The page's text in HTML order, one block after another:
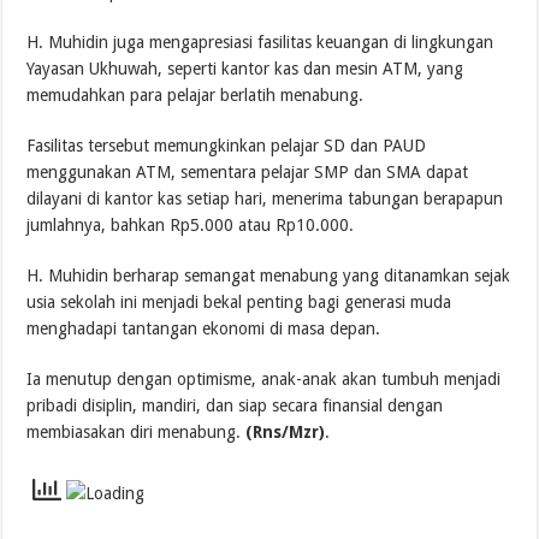
H. Muhidin juga mengapresiasi fasilitas keuangan di lingkungan
Yayasan Ukhuwah, seperti kantor kas dan mesin ATM, yang
memudahkan para pelajar berlatih menabung.
Fasilitas tersebut memungkinkan pelajar SD dan PAUD
menggunakan ATM, sementara pelajar SMP dan SMA dapat
dilayani di kantor kas setiap hari, menerima tabungan berapapun
jumlahnya, bahkan Rp5.000 atau Rp10.000.
H. Muhidin berharap semangat menabung yang ditanamkan sejak
usia sekolah ini menjadi bekal penting bagi generasi muda
menghadapi tantangan ekonomi di masa depan.
Ia menutup dengan optimisme, anak-anak akan tumbuh menjadi
pribadi disiplin, mandiri, dan siap secara finansial dengan
membiasakan diri menabung. (Rns/Mzr).